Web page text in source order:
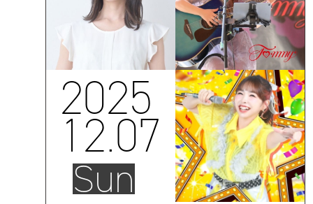
2025
12.07
Sun